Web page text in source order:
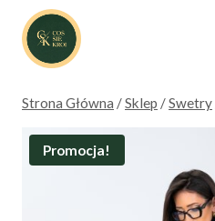
Przejdź
treści
Strona Główna /Sklep /Swetry
Promocja!